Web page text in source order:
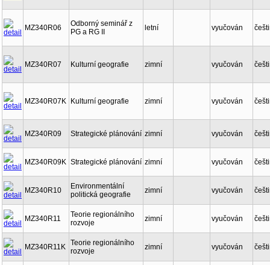
MZ340R06
Odborný seminář z
PG a RG II
letní vyučován
MZ340R07 Kulturní geografie zimní vyučován
MZ340R07K Kulturní geografie zimní vyučován
MZ340R09 Strategické plánování zimní vyučován
MZ340R09K Strategické plánování zimní vyučován
MZ340R10
Environmentální
politická geografie
zimní vyučován
MZ340R11
Teorie regionálního
rozvoje
zimní vyučován
MZ340R11K Teorie regionálního
rozvoje
zimní vyučován